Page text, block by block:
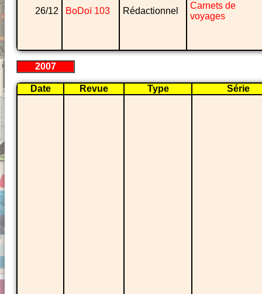
26/12 BoDoï 103 Rédactionnel
Carnets de
voyages
2007
Date Revue Type Série